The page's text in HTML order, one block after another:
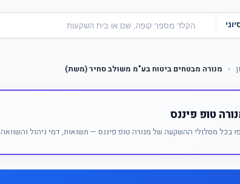
› מנורה מבטחים ביטוח בע"מ משולב סחיר (משת)
טופ פיננס
בכל מסלולי ההשקעה של מנורה טופ פיננס — תשואות, דמי ניהול והשוואה